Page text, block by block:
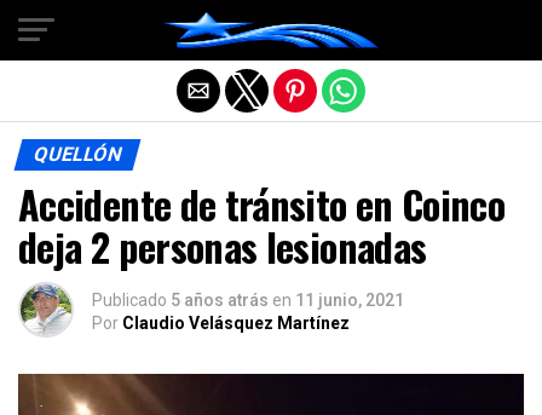
QUELLÓN
Accidente de tránsito en Coinco
deja 2 personas lesionadas
Publicado 5 años atrás en 11 junio, 2021
Por Claudio Velásquez Martínez
Salir de la versión móvil